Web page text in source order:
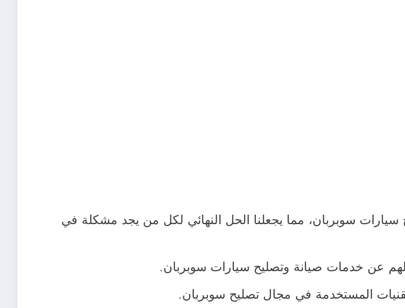
سوبربان، مما يجعلنا الحل النهائي لكل من يجد مشكلة في
عن خدمات صيانة وتصليح سيارات سوبربان.
المستخدمة في مجال تصليح سوبربان.